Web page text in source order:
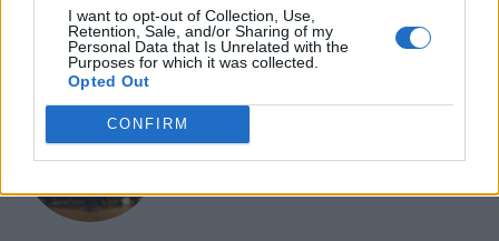
I want to opt-out of Collection, Use,
Retention, Sale, and/or Sharing of my
Personal Data that Is Unrelated with the
Purposes for which it was collected.
Opted Out
CONFIRM
domenica 2 agosto
EVENTI
Teatro Popolare Veneto a Val Liona la
tragedia jazz “Così parlò Giosuè” di Artisti